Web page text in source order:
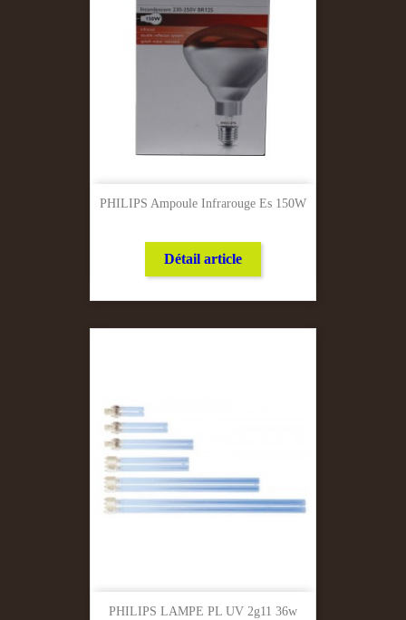
PHILIPS Ampoule Infrarouge Es 150W
Détail article
PHILIPS LAMPE PL UV 2g11 36w